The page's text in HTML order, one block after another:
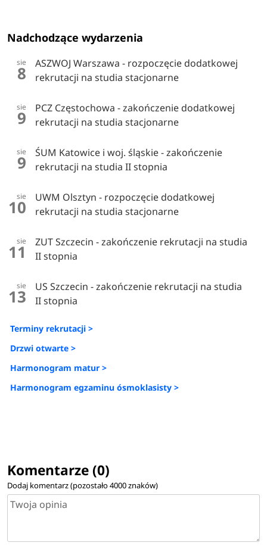
Nadchodzące wydarzenia
sie
8
ASZWOJ Warszawa - rozpoczęcie dodatkowej
rekrutacji na studia stacjonarne
sie
9
PCZ Częstochowa - zakończenie dodatkowej
rekrutacji na studia stacjonarne
sie
9
ŚUM Katowice i woj. śląskie - zakończenie
rekrutacji na studia II stopnia
sie
10
UWM Olsztyn - rozpoczęcie dodatkowej
rekrutacji na studia stacjonarne
sie
11
ZUT Szczecin - zakończenie rekrutacji na studia
II stopnia
sie
13
US Szczecin - zakończenie rekrutacji na studia
II stopnia
Terminy rekrutacji >
Drzwi otwarte >
Harmonogram matur >
Harmonogram egzaminu ósmoklasisty >
Komentarze (0)
Dodaj komentarz (pozostało4000znaków)